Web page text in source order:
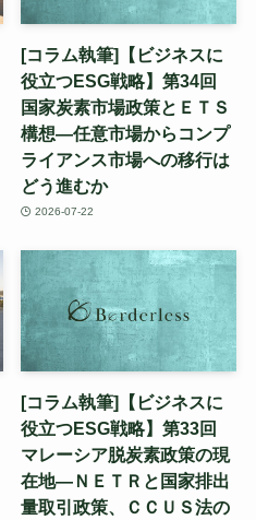
[コラム執筆]【ビジネスに
役立つESG戦略】第34回
国家炭素市場政策とＥＴＳ
構想—任意市場からコンプ
ライアンス市場への移行は
どう進むか
2026-07-22
[コラム執筆]【ビジネスに
役立つESG戦略】第33回
マレーシア脱炭素政策の現
在地—ＮＥＴＲと国家排出
量取引政策、ＣＣＵＳ法の